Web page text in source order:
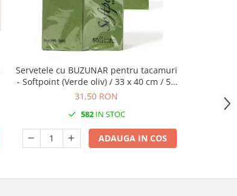
Servetele cu BUZUNAR pentru tacamuri
- Softpoint (Verde oliv) / 33 x 40 cm / 50
buc
31,50 RON
582IN STOC
ADAUGA IN COS